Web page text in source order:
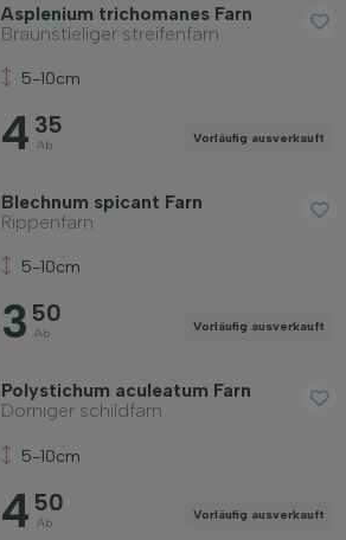
Asplenium trichomanes Farn
Braunstieliger streifenfarn
5-10cm
4 35
Ab
Vorläufig ausverkauft
Blechnum spicant Farn
Rippenfarn
5-10cm
3 50
Ab
Vorläufig ausverkauft
Polystichum aculeatum Farn
Dorniger schildfarn
5-10cm
4 50
Ab
Vorläufig ausverkauft